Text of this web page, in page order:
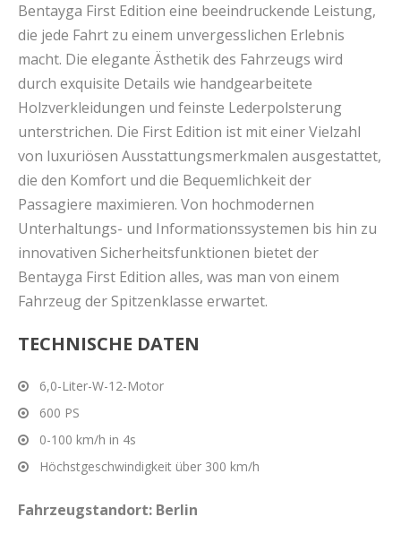
Bentayga First Edition eine beeindruckende Leistung,
die jede Fahrt zu einem unvergesslichen Erlebnis
macht. Die elegante Ästhetik des Fahrzeugs wird
durch exquisite Details wie handgearbeitete
Holzverkleidungen und feinste Lederpolsterung
unterstrichen. Die First Edition ist mit einer Vielzahl
von luxuriösen Ausstattungsmerkmalen ausgestattet,
die den Komfort und die Bequemlichkeit der
Passagiere maximieren. Von hochmodernen
Unterhaltungs- und Informationssystemen bis hin zu
innovativen Sicherheitsfunktionen bietet der
Bentayga First Edition alles, was man von einem
Fahrzeug der Spitzenklasse erwartet.
TECHNISCHE DATEN
6,0-Liter-W-12-Motor
600 PS
0-100 km/h in 4s
Höchstgeschwindigkeit über 300 km/h
Fahrzeugstandort: Berlin